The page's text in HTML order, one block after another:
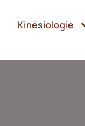
Kinésiologie